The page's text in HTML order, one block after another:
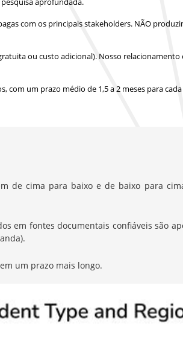
com os principais stakeholders. NÃO
ou custo adicional). Nosso relacionamento
com um prazo médio de 1,5 a 2 meses para
de cima para baixo e de baixo para
em fontes documentais confiáveis são
um prazo mais longo.